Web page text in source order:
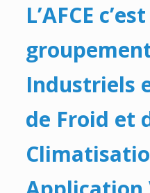
L’AFCE
Industriels
de Froid et